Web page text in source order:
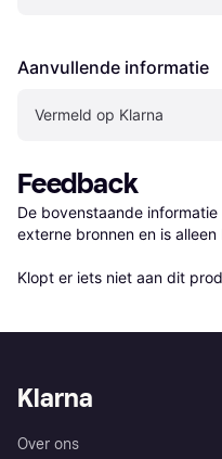
Aanvullende informatie
Vermeld op Klarna
Feedback
De bovenstaande
externe bronnen en is
Klopt er iets niet aan dit
Klarna
Over ons